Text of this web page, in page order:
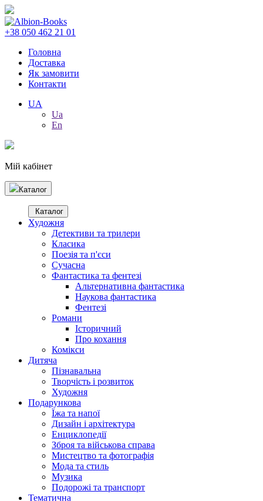
+38 050 462 21 01
Головна
Доставка
Як замовити
Контакти
UA
Ua
En
Мій кабінет
Каталог
Каталог
Художня
Детективи та трилери
Класика
Поезія та п'єси
Сучасна
Фантастика та фентезі
Альтернативна фантастика
Наукова фантастика
Фентезі
Романи
Історичний
Про кохання
Комікси
Дитяча
Пізнавальна
Творчість і розвиток
Художня
Подарункова
Їжа та напої
Дизайн і архітектура
Енциклопедії
Зброя та військова справа
Мистецтво та фотографія
Мода та стиль
Музика
Подорожі та транспорт
Тематична